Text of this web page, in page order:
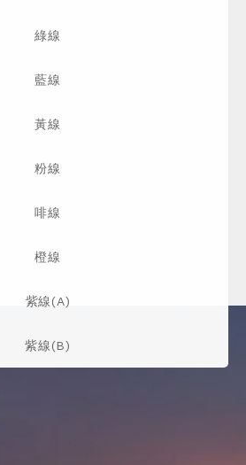
綠線
藍線
黃線
粉線
啡線
橙線
紫線(A)
紫線(B)